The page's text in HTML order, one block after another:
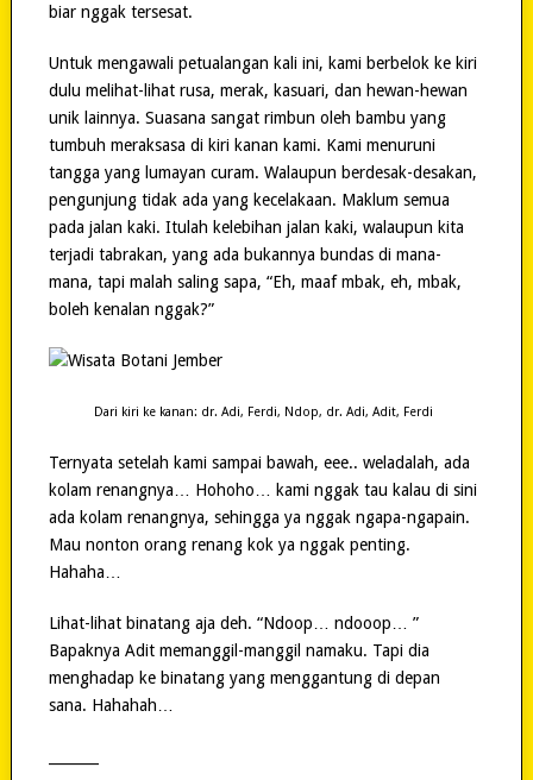
biar nggak tersesat.
Untuk mengawali petualangan kali ini, kami berbelok ke kiri
dulu melihat-lihat rusa, merak, kasuari, dan hewan-hewan
unik lainnya. Suasana sangat rimbun oleh bambu yang
tumbuh meraksasa di kiri kanan kami. Kami menuruni
tangga yang lumayan curam. Walaupun berdesak-desakan,
pengunjung tidak ada yang kecelakaan. Maklum semua
pada jalan kaki. Itulah kelebihan jalan kaki, walaupun kita
terjadi tabrakan, yang ada bukannya bundas di mana-
mana, tapi malah saling sapa, “Eh, maaf mbak, eh, mbak,
boleh kenalan nggak?”
Dari kiri ke kanan: dr. Adi, Ferdi, Ndop, dr. Adi, Adit, Ferdi
Ternyata setelah kami sampai bawah, eee.. weladalah, ada
kolam renangnya… Hohoho… kami nggak tau kalau di sini
ada kolam renangnya, sehingga ya nggak ngapa-ngapain.
Mau nonton orang renang kok ya nggak penting.
Hahaha…
Lihat-lihat binatang aja deh. “Ndoop… ndooop… ”
Bapaknya Adit memanggil-manggil namaku. Tapi dia
menghadap ke binatang yang menggantung di depan
sana. Hahahah…